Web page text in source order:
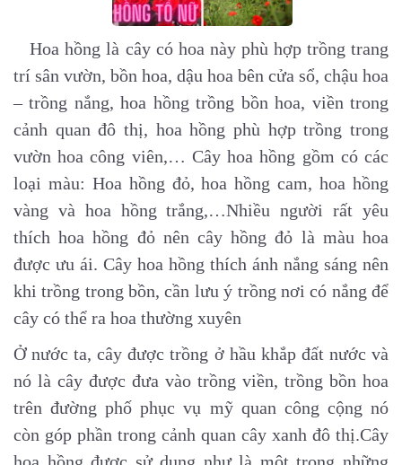
Hoa hồng là cây có hoa này phù hợp trồng trang
trí sân vườn, bồn hoa, dậu hoa bên cửa sổ, chậu hoa
– trồng nắng, hoa hồng trồng bồn hoa, viền trong
cảnh quan đô thị, hoa hồng phù hợp trồng trong
vườn hoa công viên,… Cây hoa hồng gồm có các
loại màu: Hoa hồng đỏ, hoa hồng cam, hoa hồng
vàng và hoa hồng trắng,…Nhiều người rất yêu
thích hoa hồng đỏ nên cây hồng đỏ là màu hoa
được ưu ái. Cây hoa hồng thích ánh nắng sáng nên
khi trồng trong bồn, cần lưu ý trồng nơi có nắng để
cây có thể ra hoa thường xuyên
Ở nước ta, cây được trồng ở hầu khắp đất nước và
nó là cây được đưa vào trồng viền, trồng bồn hoa
trên đường phố phục vụ mỹ quan công cộng nó
còn góp phần trong cảnh quan cây xanh đô thị.Cây